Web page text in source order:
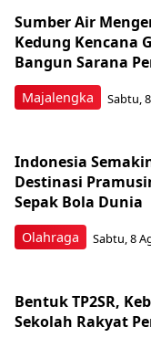
Majalengka
Sumber Air
Kedung Kencana
Bangun Sarana
Sabtu,
Olahraga
Indonesia
Destinasi
Sepak Bola Dunia
Sabtu, 8
Bentuk TP2SR,
Sekolah Rakyat